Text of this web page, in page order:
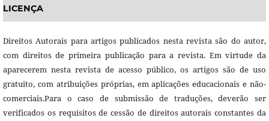
LICENÇA
Direitos Autorais para artigos publicados nesta revista são do autor,
com direitos de primeira publicação para a revista. Em virtude da
aparecerem nesta revista de acesso público, os artigos são de uso
gratuito, com atribuições próprias, em aplicações educacionais e não-
comerciais.Para o caso de submissão de traduções, deverão ser
verificados os requisitos de cessão de direitos autorais constantes da